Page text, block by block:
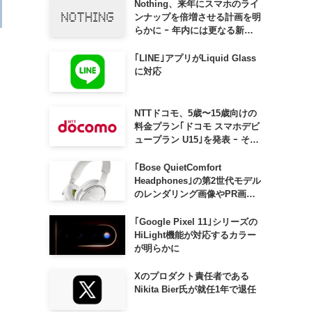
Nothing、来年にスマホのライ
ンナップを倍増させる計画を明
らかに ｰ 年内には更なる新製
｢LINE｣アプリがLiquid Glass
に対応
NTTドコモ、5歳〜15歳向けの
料金プラン｢ドコモ スマホデビ
ュープラン U15｣を発表 ｰ その
子割｣も
｢Bose QuietComfort
Headphones｣の第2世代モデル
のレンダリング画像やPR画像
｢Google Pixel 11｣シリーズの
HiLight機能が対応するカラー
が明らかに
Xのプロダクト責任者である
Nikita Bier氏が就任1年で退任